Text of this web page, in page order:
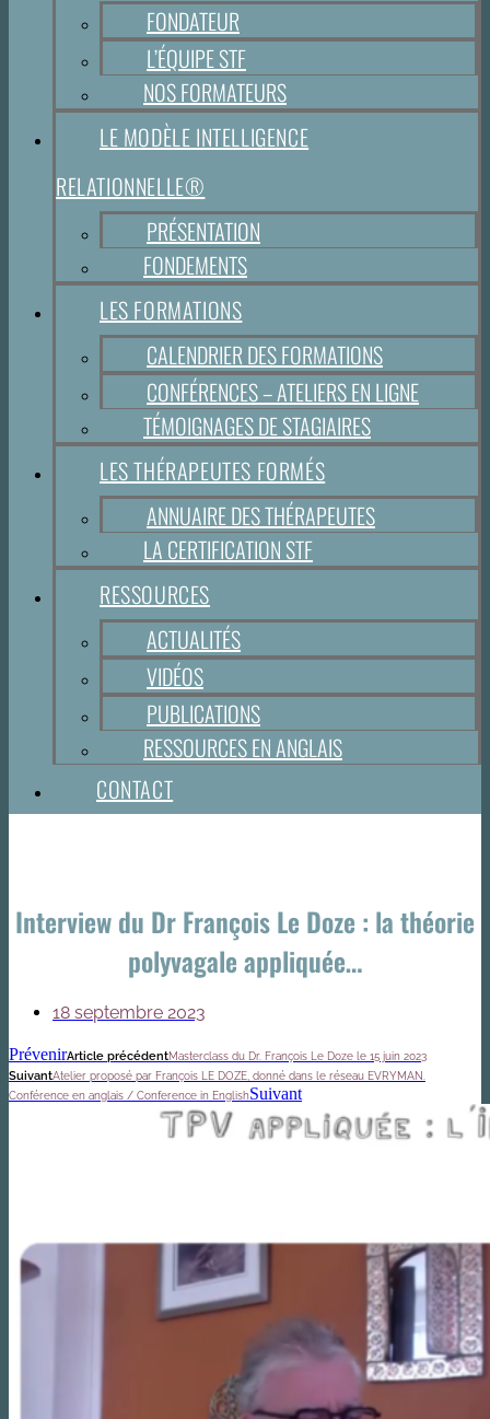
FONDATEUR
L’ÉQUIPE STF
NOS FORMATEURS
LE MODÈLE INTELLIGENCE
RELATIONNELLE®
PRÉSENTATION
FONDEMENTS
LES FORMATIONS
CALENDRIER DES FORMATIONS
CONFÉRENCES – ATELIERS EN LIGNE
TÉMOIGNAGES DE STAGIAIRES
LES THÉRAPEUTES FORMÉS
ANNUAIRE DES THÉRAPEUTES
LA CERTIFICATION STF
RESSOURCES
ACTUALITÉS
VIDÉOS
PUBLICATIONS
RESSOURCES EN ANGLAIS
CONTACT
Interview du Dr François Le Doze : la théorie
polyvagale appliquée…
18 septembre 2023
PrévenirArticle précédentMasterclass du Dr. François Le Doze le 15 juin 2023
SuivantAtelier proposé par François LE DOZE, donné dans le réseau EVRYMAN.
Conférence en anglais / Conference in EnglishSuivant